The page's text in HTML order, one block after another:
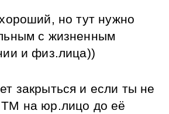
но тут нужно
с жизненным
и физ.лица))
закрыться и если ты не
на юр.лицо до её